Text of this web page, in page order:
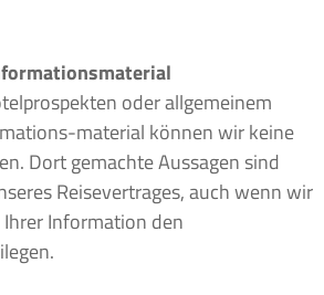
oder allgemeinem
material können wir keine
Dort gemachte Aussagen sind
Reisevertrages, auch wenn wir
Information den